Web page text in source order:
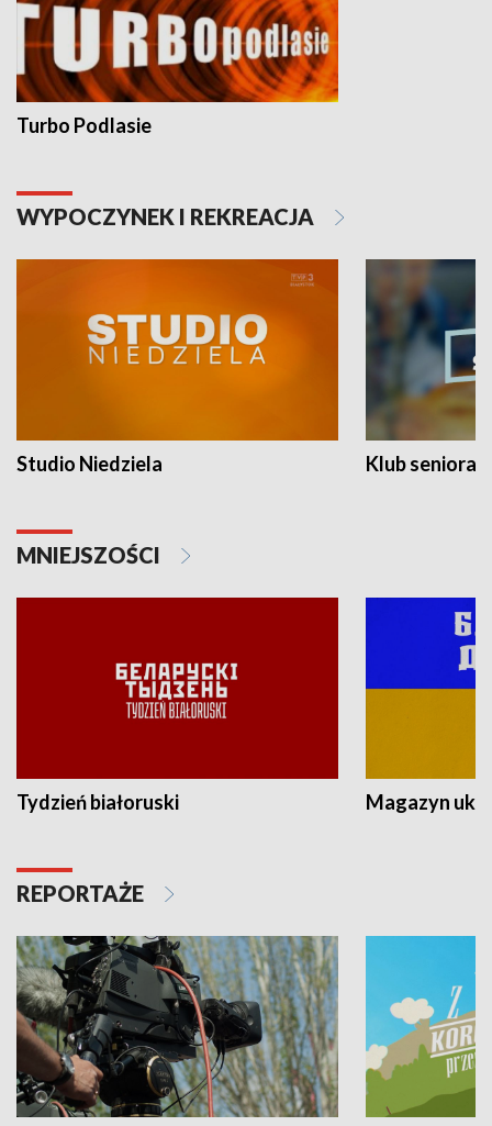
Turbo Podlasie
WYPOCZYNEK I REKREACJA
Studio Niedziela Klub seniora
MNIEJSZOŚCI
Tydzień białoruski Magazyn
REPORTAŻE